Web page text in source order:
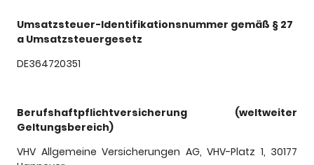
Umsatzsteuer-Identifikationsnummer gemäß § 27
a Umsatzsteuergesetz
DE364720351
Berufshaftpflichtversicherung (weltweiter
Geltungsbereich)
VHV Allgemeine Versicherungen AG, VHV-Platz 1, 30177